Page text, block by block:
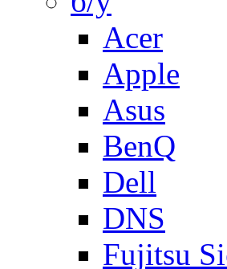
Acer
Apple
Asus
BenQ
Dell
DNS
Fujitsu